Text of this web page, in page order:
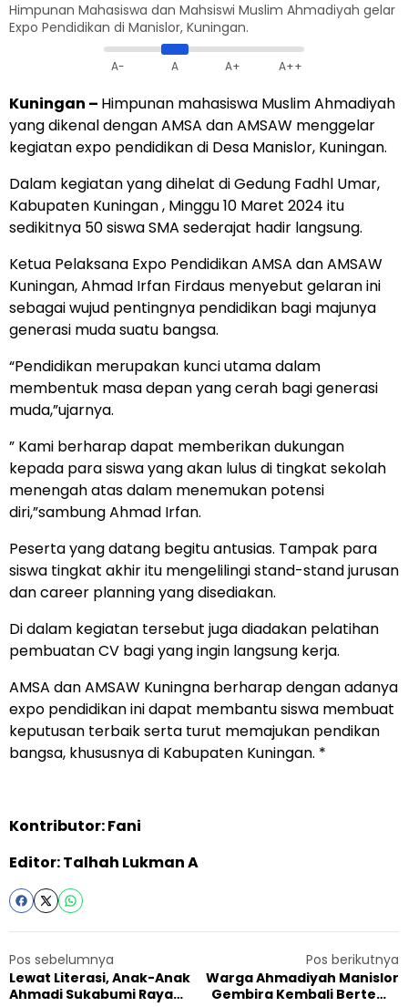
Himpunan Mahasiswa dan Mahsiswi Muslim Ahmadiyah gelar
Expo Pendidikan di Manislor, Kuningan.
A- A A+ A++
Kuningan – Himpunan mahasiswa Muslim Ahmadiyah
yang dikenal dengan AMSA dan AMSAW menggelar
kegiatan expo pendidikan di Desa Manislor, Kuningan.
Dalam kegiatan yang dihelat di Gedung Fadhl Umar,
Kabupaten Kuningan , Minggu 10 Maret 2024 itu
sedikitnya 50 siswa SMA sederajat hadir langsung.
Ketua Pelaksana Expo Pendidikan AMSA dan AMSAW
Kuningan, Ahmad Irfan Firdaus menyebut gelaran ini
sebagai wujud pentingnya pendidikan bagi majunya
generasi muda suatu bangsa.
“Pendidikan merupakan kunci utama dalam
membentuk masa depan yang cerah bagi generasi
muda,”ujarnya.
” Kami berharap dapat memberikan dukungan
kepada para siswa yang akan lulus di tingkat sekolah
menengah atas dalam menemukan potensi
diri,”sambung Ahmad Irfan.
Peserta yang datang begitu antusias. Tampak para
siswa tingkat akhir itu mengelilingi stand-stand jurusan
dan career planning yang disediakan.
Di dalam kegiatan tersebut juga diadakan pelatihan
pembuatan CV bagi yang ingin langsung kerja.
AMSA dan AMSAW Kuningna berharap dengan adanya
expo pendidikan ini dapat membantu siswa membuat
keputusan terbaik serta turut memajukan pendikan
bangsa, khususnya di Kabupaten Kuningan. *
Kontributor: Fani
Editor: Talhah Lukman A
Pos sebelumnya
Lewat Literasi, Anak-Anak
Ahmadi Sukabumi Raya
Pos berikutnya
Warga Ahmadiyah Manislor
Gembira Kembali Bertemu